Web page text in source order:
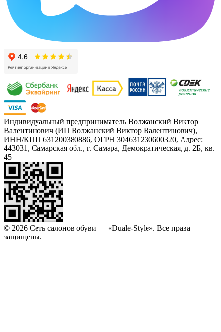
Индивидуальный предприниматель Волжанский Виктор
Валентинович (ИП Волжанский Виктор Валентинович),
ИНН/КПП 631200380886, ОГРН 304631230600320, Адрес:
443031, Самарская обл., г. Самара, Демократическая, д. 2Б, кв.
45
© 2026 Сеть салонов обуви — «Duale-Style». Все права
защищены.